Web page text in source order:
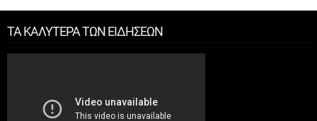
ΤΑ ΚΑΛΥΤΕΡΑ ΤΩΝ ΕΙΔΗΣΕΩΝ